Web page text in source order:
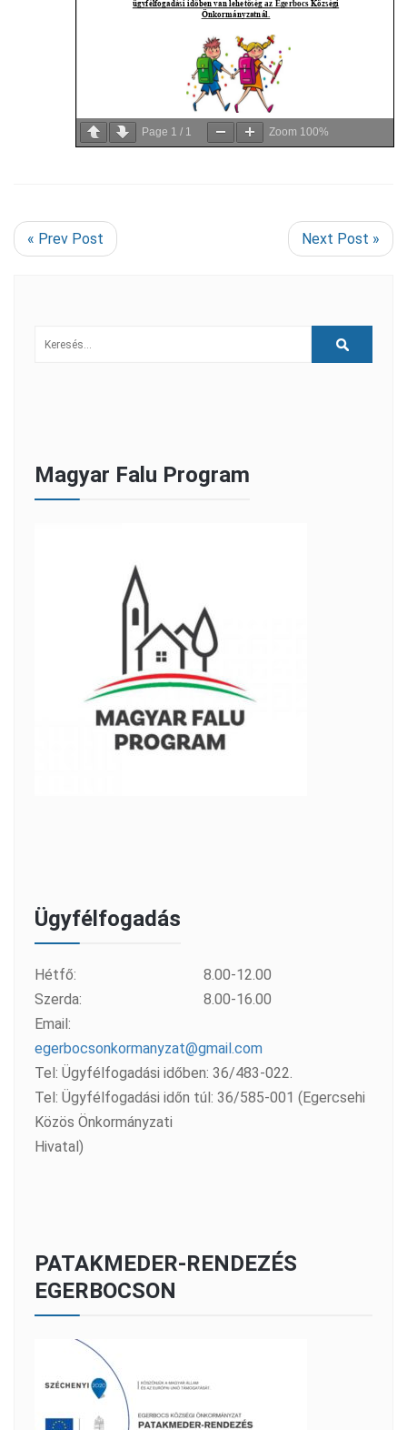
Page 1 / 1 Zoom 100%
« Prev Post Next Post »
Magyar Falu Program
Ügyfélfogadás
Hétfő:
8.00-12.00
Szerda:
8.00-16.00
Email:
egerbocsonkormanyzat@gmail.com
Tel: Ügyfélfogadási időben: 36/483-022.
Tel: Ügyfélfogadási időn túl: 36/585-001 (Egercsehi
Közös Önkormányzati
Hivatal)
PATAKMEDER-RENDEZÉS
EGERBOCSON